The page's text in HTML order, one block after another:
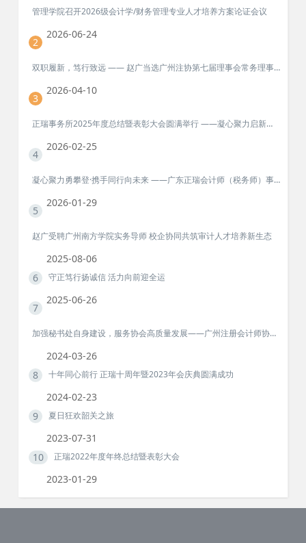
管理学院召开2026级会计学/财务管理专业人才培养方案论证会议
2026-06-24
2
双职履新，笃行致远 —— 赵广当选广州注协第七届理事会常务理事、乡村振兴工作专业委员会副主任委员
2026-04-10
3
正瑞事务所2025年度总结暨表彰大会圆满举行 ——凝心聚力启新程！
2026-02-25
4
凝心聚力勇攀登·携手同行向未来 ——广东正瑞会计师（税务师）事务所衡山团建活动纪实
2026-01-29
5
赵广受聘广州南方学院实务导师 校企协同共筑审计人才培养新生态
2025-08-06
6
守正笃行扬诚信 活力向前迎全运
2025-06-26
7
加强秘书处自身建设，服务协会高质量发展——广州注册会计师协会、广州市注册税务师协会第二次秘书长联席工作会议召开
2024-03-26
8
十年同心前行 正瑞十周年暨2023年会庆典圆满成功
2024-02-23
9
夏日狂欢韶关之旅
2023-07-31
10
正瑞2022年度年终总结暨表彰大会
2023-01-29